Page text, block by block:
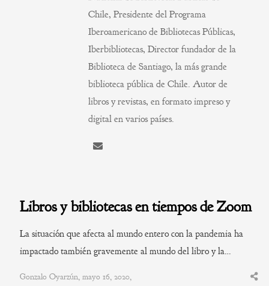
Chile, Presidente del Programa
Iberoamericano de Bibliotecas Públicas,
Iberbibliotecas, Director fundador de la
Biblioteca de Santiago, la más grande
biblioteca pública de Chile. Autor de
libros y revistas, en formato impreso y
digital en varios países.
Libros y bibliotecas en tiempos de Zoom
La situación que afecta al mundo entero con la pandemia ha
impactado también gravemente al mundo del libro y la…
Gonzalo Oyarzún, mayo 16, 2020,